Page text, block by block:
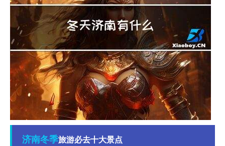
济南冬季旅游必去十大景点